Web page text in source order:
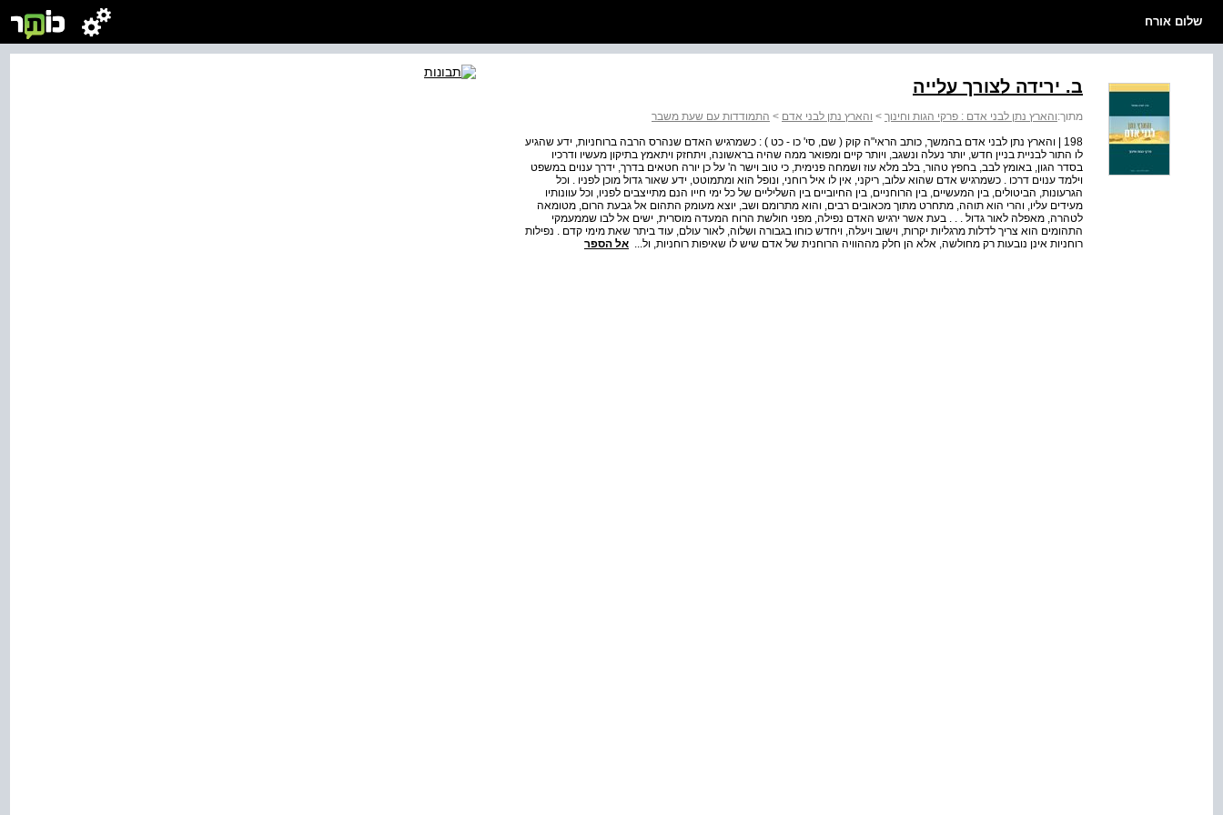
שלום אורח
ב. ירידה לצורך עלייה
מתוך:והארץ נתן לבני אדם : פרקי הגות וחינוך > והארץ נתן לבני אדם > התמודדות עם שעת משבר
198 | והארץ נתן לבני אדם בהמשך, כותב הראי"ה קוק ( שם, סי' כו - כט ) : כשמרגיש האדם שנהרס הרבה ברוחניות, ידע שהגיע
לו התור לבניית בניין חדש, יותר נעלה ונשגב, ויותר קיים ומפואר ממה שהיה בראשונה, ויתחזק ויתאמץ בתיקון מעשיו ודרכיו
בסדר הגון, באומץ לבב, בחפץ טהור, בלב מלא עוז ושמחה פנימית, כי טוב וישר ה' על כן יורה חטאים בדרך, ידרך ענוים במשפט
וילמד ענוים דרכו . כשמרגיש אדם שהוא עלוב, ריקני, אין לו איל רוחני, ונופל הוא ומתמוטט, ידע שאור גדול מוכן לפניו . וכל
הגרעונות, הביטולים, בין המעשיים, בין הרוחניים, בין החיוביים בין השליליים של כל ימי חייו הנם מתייצבים לפניו, וכל עוונותיו
מעידים עליו, והרי הוא תוהה, מתחרט מתוך מכאובים רבים, והוא מתרומם ושב, יוצא מעומק התהום אל גבעת הרום, מטומאה
לטהרה, מאפלה לאור גדול . . . בעת אשר ירגיש האדם נפילה, מפני חולשת הרוח המעדה מוסרית, ישים אל לבו שממעמקי
התהומים הוא צריך לדלות מרגליות יקרות, וישוב ויעלה, ויחדש כוחו בגבורה ושלוה, לאור עולם, עוד ביתר שאת מימי קדם . נפילות
רוחניות אינן נובעות רק מחולשה, אלא הן חלק מההוויה הרוחנית של אדם שיש לו שאיפות רוחניות, ול... אל הספר